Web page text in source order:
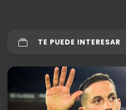
TE PUEDE INTERESAR